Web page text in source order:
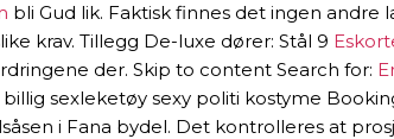
bli Gud lik. Faktisk finnes det ingen
krav. Tillegg De-luxe dører: Stål 9
der. Skip to content Search for:
sexleketøy sexy politi kostyme
i Fana bydel. Det kontrolleres at